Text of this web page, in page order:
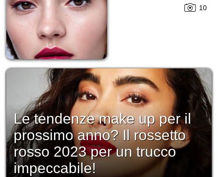
10
Le tendenze make up per il
prossimo anno? Il rossetto
rosso 2023 per un trucco
impeccabile!